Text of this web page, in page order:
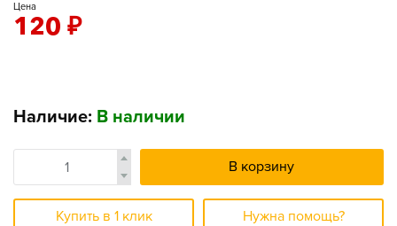
Цена
120 ₽
Наличие: В наличии
В корзину
Купить в 1 клик Нужна помощь?